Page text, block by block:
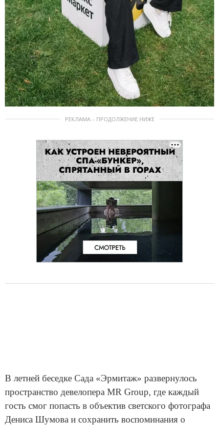
РЕКЛАМА – ПРОДОЛЖЕНИЕ НИЖЕ
В летней беседке Сада «Эрмитаж» развернулось
пространство девелопера MR Group, где каждый
гость смог попасть в объектив светского фотографа
Дениса Шумова и сохранить воспоминания о